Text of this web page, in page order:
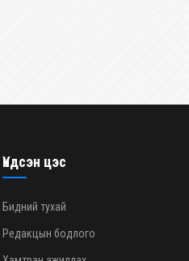
Үндсэн цэс
Бидний тухай
Редакцын бодлого